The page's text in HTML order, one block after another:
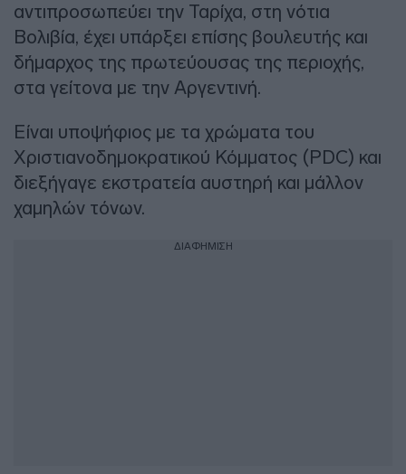
αντιπροσωπεύει την Ταρίχα, στη νότια
Βολιβία, έχει υπάρξει επίσης βουλευτής και
δήμαρχος της πρωτεύουσας της περιοχής,
στα γείτονα με την Αργεντινή.
Είναι υποψήφιος με τα χρώματα του
Χριστιανοδημοκρατικού Κόμματος (PDC) και
διεξήγαγε εκστρατεία αυστηρή και μάλλον
χαμηλών τόνων.
ΔΙΑΦΗΜΙΣΗ